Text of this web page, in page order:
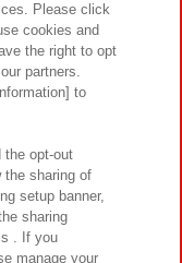
サイトポリシー
ティ方針と検証結果
質問・お問い合わせ
Please click
cookies and
the right to opt
partners.
to
the opt-out
the sharing of
setup banner,
sharing
. If you
manage your